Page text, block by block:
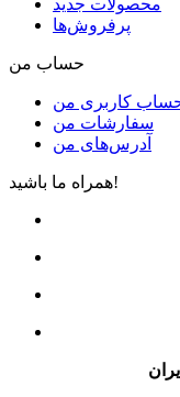
پرفروش‌ها
حساب من
کاربری من
سفارشات من
آدرس‌های من
همراه ما باشید!